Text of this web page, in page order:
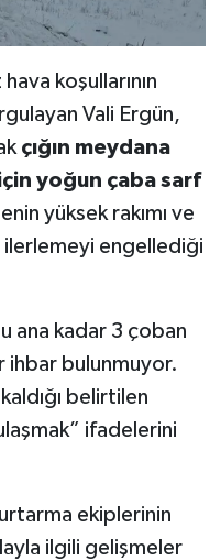
koşullarının
Vali Ergün,
çığın meydana
yoğun çaba sarf
yüksek rakımı ve
ilerlemeyi engellediği
ana kadar 3 çoban
ihbar bulunmuyor.
belirtilen
ifadelerini
ekiplerinin
ilgili gelişmeler